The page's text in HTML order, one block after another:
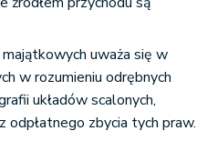
uważa się w
w rozumieniu odrębnych
układów scalonych,
zbycia tych praw.